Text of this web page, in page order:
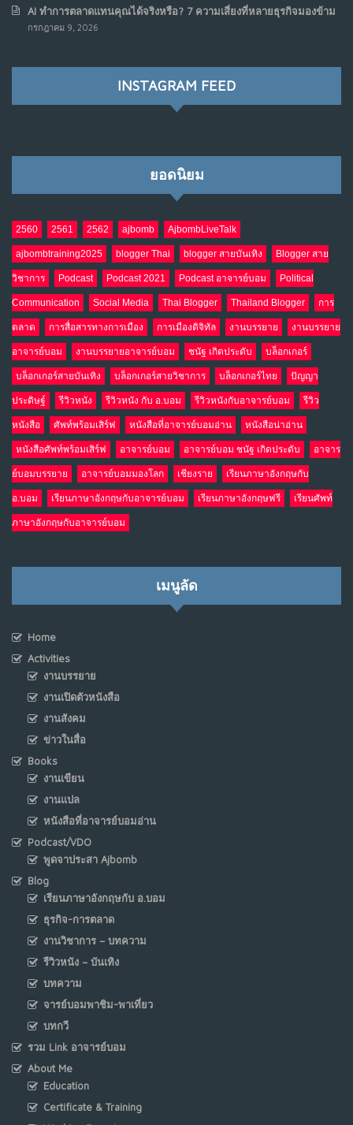
AI ทำการตลาดแทนคุณได้จริงหรือ? 7 ความเสี่ยงที่หลายธุรกิจมองข้าม
กรกฎาคม 9, 2026
INSTAGRAM FEED
ยอดนิยม
2560 2561 2562 ajbomb AjbombLiveTalk
ajbombtraining2025 blogger Thai blogger สายบันเทิง Blogger สาย
วิชาการ Podcast Podcast 2021 Podcast อาจารย์บอม Political
Communication Social Media Thai Blogger Thailand Blogger การ
ตลาด การสื่อสารทางการเมือง การเมืองดิจิทัล งานบรรยาย งานบรรยาย
อาจารย์บอม งานบรรยายอาจารย์บอม ชนัฐ เกิดประดับ บล็อกเกอร์
บล็อกเกอร์สายบันเทิง บล็อกเกอร์สายวิชาการ บล็อกเกอร์ไทย ปัญญา
ประดิษฐ์ รีวิวหนัง รีวิวหนัง กับ อ.บอม รีวิวหนังกับอาจารย์บอม รีวิว
หนังสือ ศัพท์พร้อมเสิร์ฟ หนังสือที่อาจารย์บอมอ่าน หนังสือน่าอ่าน
หนังสือศัพท์พร้อมเสิร์ฟ อาจารย์บอม อาจารย์บอม ชนัฐ เกิดประดับ อาจาร
ย์บอมบรรยาย อาจารย์บอมมองโลก เชียงราย เรียนภาษาอังกฤษกับ
อ.บอม เรียนภาษาอังกฤษกับอาจารย์บอม เรียนภาษาอังกฤษฟรี เรียนศัพท์
ภาษาอังกฤษกับอาจารย์บอม
เมนูลัด
Home
Activities
งานบรรยาย
งานเปิดตัวหนังสือ
งานสังคม
ข่าวในสื่อ
Books
งานเขียน
งานแปล
หนังสือที่อาจารย์บอมอ่าน
Podcast/VDO
พูดจาประสา Ajbomb
Blog
เรียนภาษาอังกฤษกับ อ.บอม
ธุรกิจ-การตลาด
งานวิชาการ – บทความ
รีวิวหนัง – บันเทิง
บทความ
จารย์บอมพาชิม-พาเที่ยว
บทกวี
รวม Link อาจารย์บอม
About Me
Education
Certificate & Training